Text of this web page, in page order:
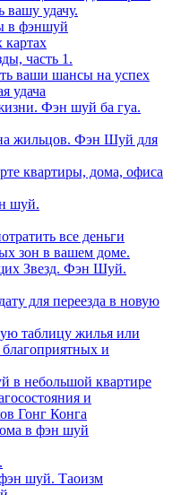
вашу удачу.
в фэншуй
картах
часть 1.
ваши шансы на успех
удача
Фэн шуй ба гуа.
жильцов. Фэн Шуй для
квартиры, дома, офиса
шуй.
все деньги
зон в вашем доме.
Звезд. Фэн Шуй.
для переезда в новую
таблицу жилья или
и
в небольшой квартире
и
Гонг Конга
в фэн шуй
шуй. Таоизм